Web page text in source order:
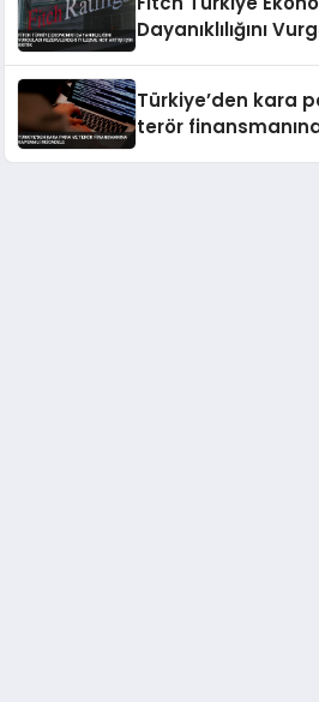
Dayanıklılığını
Türkiye’den kara
terör